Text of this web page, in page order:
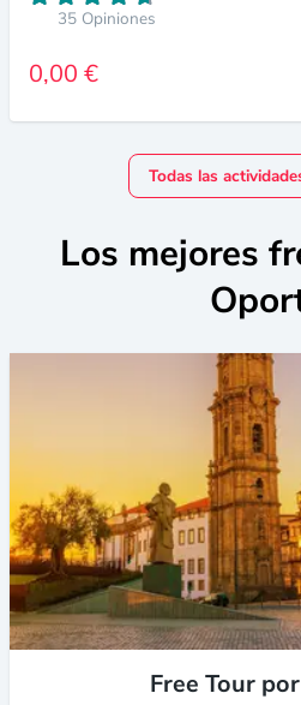
35 Opiniones
0,00 €
Todas las
Los mejores
Free Tour